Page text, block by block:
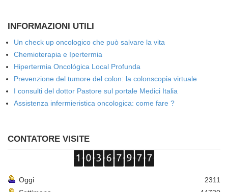
INFORMAZIONI UTILI
Un check up oncologico che può salvare la vita
Chemioterapia e Ipertermia
Hipertermia Oncológica Local Profunda
Prevenzione del tumore del colon: la colonscopia virtuale
I consulti del dottor Pastore sul portale Medici Italia
Assistenza infermieristica oncologica: come fare ?
CONTATORE VISITE
Oggi
2311